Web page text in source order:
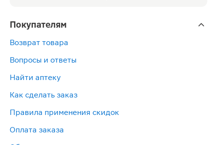
Покупателям
Возврат товара
Вопросы и ответы
Найти аптеку
Как сделать заказ
Правила применения скидок
Оплата заказа